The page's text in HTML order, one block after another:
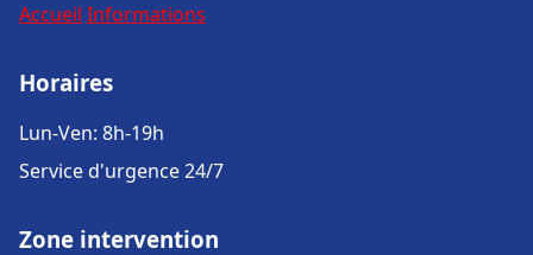
Accueil Informations
Horaires
Lun-Ven: 8h-19h
Service d'urgence 24/7
Zone intervention